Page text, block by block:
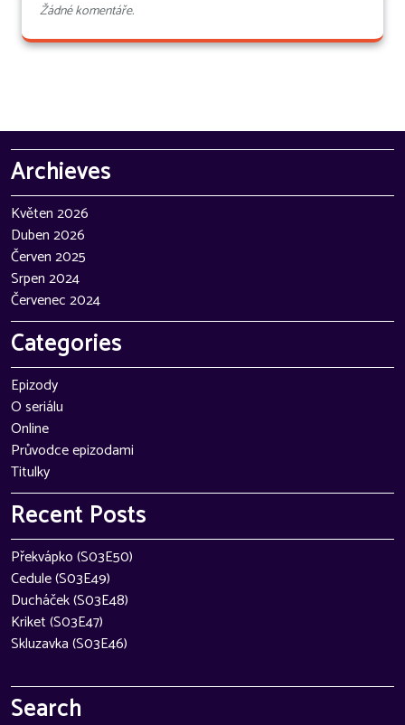
Žádné komentáře.
Archieves
Květen 2026
Duben 2026
Červen 2025
Srpen 2024
Červenec 2024
Categories
Epizody
O seriálu
Online
Průvodce epizodami
Titulky
Recent Posts
Překvápko (S03E50)
Cedule (S03E49)
Ducháček (S03E48)
Kriket (S03E47)
Skluzavka (S03E46)
Search